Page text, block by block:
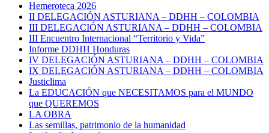
Hemeroteca 2026
II DELEGACIÓN ASTURIANA – DDHH – COLOMBIA
III DELEGACIÓN ASTURIANA – DDHH – COLOMBIA
III Encuentro Internacional “Territorio y Vida”
Informe DDHH Honduras
IV DELEGACIÓN ASTURIANA – DDHH – COLOMBIA
IX DELEGACIÓN ASTURIANA – DDHH – COLOMBIA
Justiclima
La EDUCACIÓN que NECESITAMOS para el MUNDO
que QUEREMOS
LA OBRA
Las semillas, patrimonio de la humanidad